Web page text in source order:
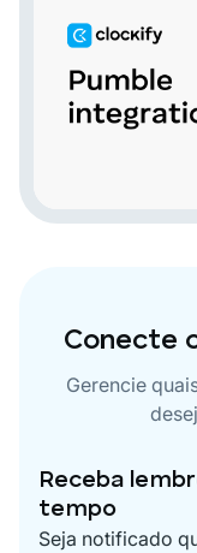
Conecte
Gerencie
Receba
tempo
Seja notificado